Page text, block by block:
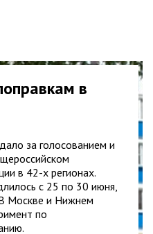
в
за голосованием и
в 42-х регионах.
с 25 по 30 июня,
Москве и Нижнем
по